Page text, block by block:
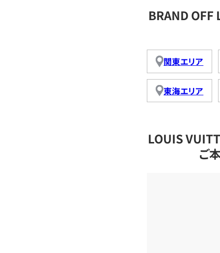
BRAND
関東エリア
東海エリア
LOUIS
ご